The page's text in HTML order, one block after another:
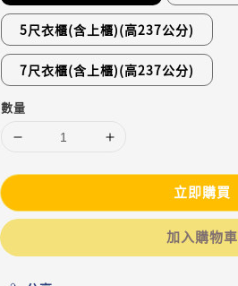
5尺衣櫃(含上櫃)(高237公分)
7尺衣櫃(含上櫃)(高237公分)
數量
立即購買
加入購物車